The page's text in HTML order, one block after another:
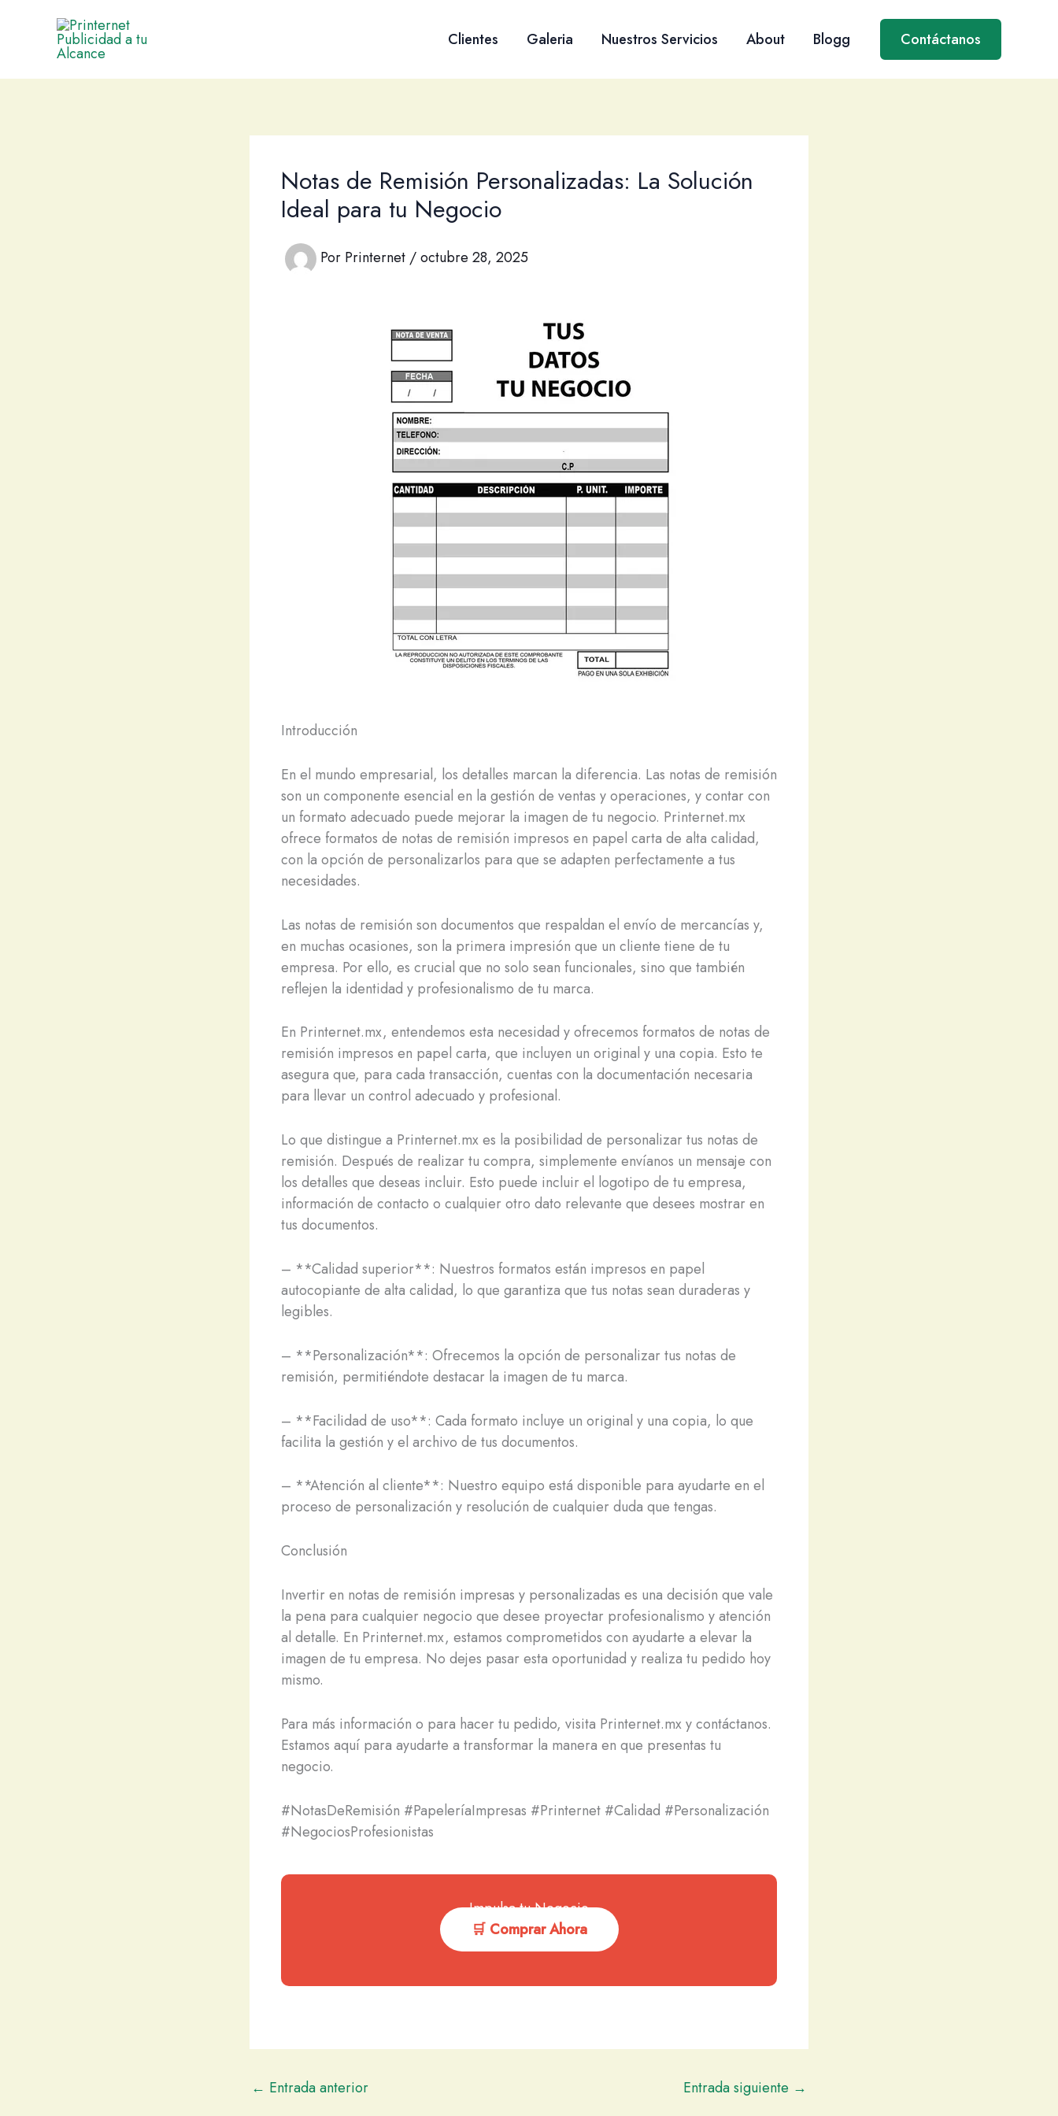
contenido
Clientes Galeria Nuestros Servicios About Blogg Contáctanos
Notas de Remisión Personalizadas: La Solución
Ideal para tu Negocio
Por Printernet /octubre 28, 2025
Introducción
En el mundo empresarial, los detalles marcan la diferencia. Las notas de remisión
son un componente esencial en la gestión de ventas y operaciones, y contar con
un formato adecuado puede mejorar la imagen de tu negocio. Printernet.mx
ofrece formatos de notas de remisión impresos en papel carta de alta calidad,
con la opción de personalizarlos para que se adapten perfectamente a tus
necesidades.
Las notas de remisión son documentos que respaldan el envío de mercancías y,
en muchas ocasiones, son la primera impresión que un cliente tiene de tu
empresa. Por ello, es crucial que no solo sean funcionales, sino que también
reflejen la identidad y profesionalismo de tu marca.
En Printernet.mx, entendemos esta necesidad y ofrecemos formatos de notas de
remisión impresos en papel carta, que incluyen un original y una copia. Esto te
asegura que, para cada transacción, cuentas con la documentación necesaria
para llevar un control adecuado y profesional.
Lo que distingue a Printernet.mx es la posibilidad de personalizar tus notas de
remisión. Después de realizar tu compra, simplemente envíanos un mensaje con
los detalles que deseas incluir. Esto puede incluir el logotipo de tu empresa,
información de contacto o cualquier otro dato relevante que desees mostrar en
tus documentos.
– **Calidad superior**: Nuestros formatos están impresos en papel
autocopiante de alta calidad, lo que garantiza que tus notas sean duraderas y
legibles.
– **Personalización**: Ofrecemos la opción de personalizar tus notas de
remisión, permitiéndote destacar la imagen de tu marca.
– **Facilidad de uso**: Cada formato incluye un original y una copia, lo que
facilita la gestión y el archivo de tus documentos.
– **Atención al cliente**: Nuestro equipo está disponible para ayudarte en el
proceso de personalización y resolución de cualquier duda que tengas.
Conclusión
Invertir en notas de remisión impresas y personalizadas es una decisión que vale
la pena para cualquier negocio que desee proyectar profesionalismo y atención
al detalle. En Printernet.mx, estamos comprometidos con ayudarte a elevar la
imagen de tu empresa. No dejes pasar esta oportunidad y realiza tu pedido hoy
mismo.
Para más información o para hacer tu pedido, visita Printernet.mx y contáctanos.
Estamos aquí para ayudarte a transformar la manera en que presentas tu
negocio.
#NotasDeRemisión #PapeleríaImpresas #Printernet #Calidad #Personalización
#NegociosProfesionistas
Impulsa tu Negocio
🛒 Comprar Ahora
← Entrada anterior Entrada siguiente →